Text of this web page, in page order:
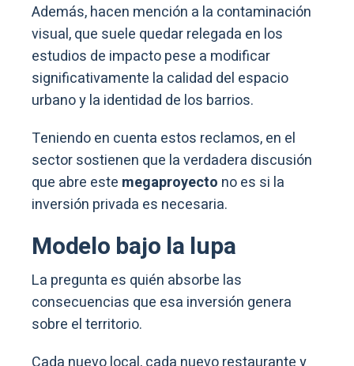
Además, hacen mención a la contaminación
visual, que suele quedar relegada en los
estudios de impacto pese a modificar
significativamente la calidad del espacio
urbano y la identidad de los barrios.
Teniendo en cuenta estos reclamos, en el
sector sostienen que la verdadera discusión
que abre este megaproyecto no es si la
inversión privada es necesaria.
Modelo bajo la lupa
La pregunta es quién absorbe las
consecuencias que esa inversión genera
sobre el territorio.